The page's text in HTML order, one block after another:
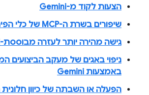
הצעות לקוד מ-Gemini
שיפורים בשרת ה-MCP של כלי הפיתוח
גישה מהירה יותר לעזרה מבוססת-AI
ניפוי באגים של מעקב הביצועים
באמצעות Gemini
הפעלה או השבתה של כיוון